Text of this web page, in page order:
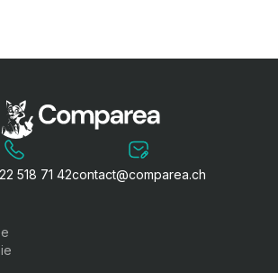
518 71 42contact@comparea.ch